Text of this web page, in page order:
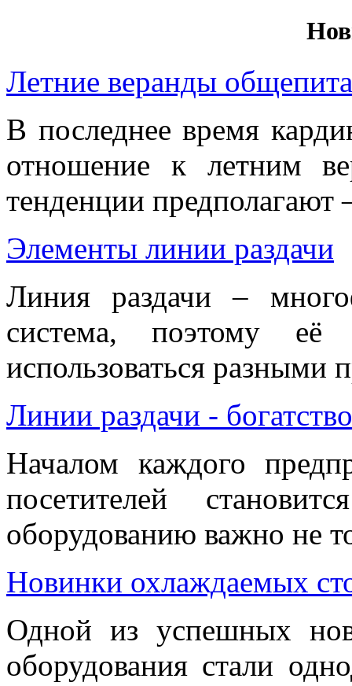
Летние веранды общепита
В последнее время
отношение к летним
тенденции предполагают
Элементы линии раздачи
Линия раздачи –
система, поэтому её
использоваться разными
Линии раздачи -
Началом каждого
посетителей
оборудованию важно не
Новинки охлаждаемых
Одной из успешных
оборудования стали